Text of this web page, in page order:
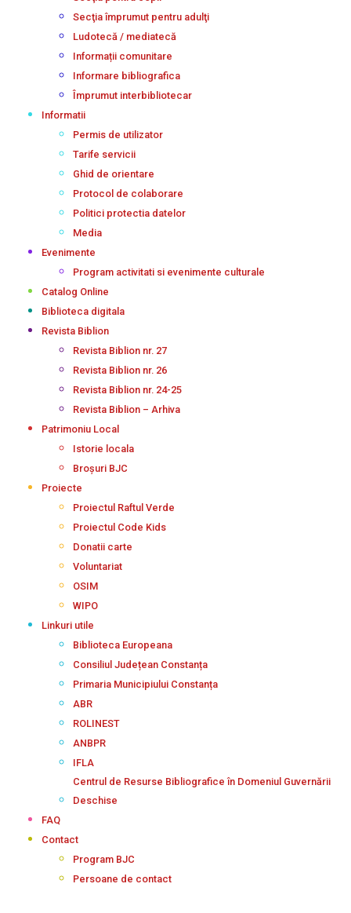
Secţia împrumut pentru adulţi
Ludotecă / mediatecă
Informații comunitare
Informare bibliografica
Împrumut interbibliotecar
Informatii
Permis de utilizator
Tarife servicii
Ghid de orientare
Protocol de colaborare
Politici protectia datelor
Media
Evenimente
Program activitati si evenimente culturale
Catalog Online
Biblioteca digitala
Revista Biblion
Revista Biblion nr. 27
Revista Biblion nr. 26
Revista Biblion nr. 24-25
Revista Biblion – Arhiva
Patrimoniu Local
Istorie locala
Broșuri BJC
Proiecte
Proiectul Raftul Verde
Proiectul Code Kids
Donatii carte
Voluntariat
OSIM
WIPO
Linkuri utile
Biblioteca Europeana
Consiliul Județean Constanța
Primaria Municipiului Constanța
ABR
ROLINEST
ANBPR
IFLA
Centrul de Resurse Bibliografice în Domeniul Guvernării
Deschise
FAQ
Contact
Program BJC
Persoane de contact